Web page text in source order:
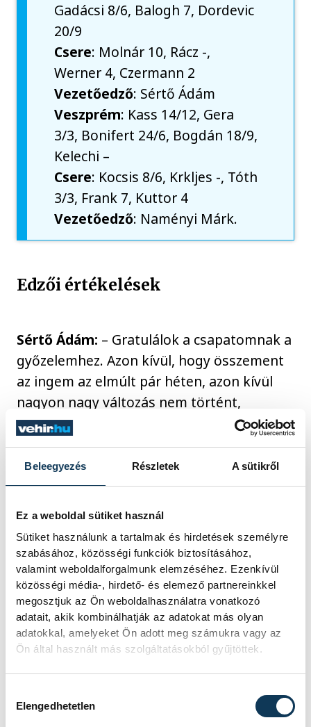
Beleegyezés Részletek A sütikről
Ez a weboldal sütiket használ
Sütiket használunk a tartalmak és hirdetések személyre
szabásához, közösségi funkciók biztosításához,
valamint weboldalforgalmunk elemzéséhez. Ezenkívül
közösségi média-, hirdető- és elemező partnereinkkel
megosztjuk az Ön weboldalhasználatra vonatkozó
adatait, akik kombinálhatják az adatokat más olyan
adatokkal, amelyeket Ön adott meg számukra vagy az
Ön által használt más szolgáltatásokból gyűjtöttek.
Elengedhetetlen
Gadácsi 8/6, Balogh 7, Dordevic
20/9
Csere: Molnár 10, Rácz -,
Werner 4, Czermann 2
Vezetőedző: Sértő Ádám
Veszprém: Kass 14/12, Gera
3/3, Bonifert 24/6, Bogdán 18/9,
Kelechi –
Csere: Kocsis 8/6, Krkljes -, Tóth
3/3, Frank 7, Kuttor 4
Vezetőedző: Naményi Márk.
Edzői értékelések
Sértő Ádám: – Gratulálok a csapatomnak a
győzelemhez. Azon kívül, hogy összement
az ingem az elmúlt pár héten, azon kívül
nagyon nagy változás nem történt,
úgyhogy megyünk tovább, készülünk a
Berényre. Sok sikert kívánok a
Veszprémnek! A szurkolóinknak köszönjük
a csodálatos hangulatot, fantasztikusak
Naményi Márk:– Először is gratulálnom
kell a Pécsnek, mert amit a negyedik
negyedben csináltak, ahonnan visszajöttek
a mérkőzésbe, az azt gondolom, dicséretre
méltó. Megcsinálták ugyanezt az elmúlt
meccseiken is, hogy nagy hátrányból jöttek
vissza. Tudtuk, készültünk rájuk
rengeteget, azt gondolom, hogy látszott ez